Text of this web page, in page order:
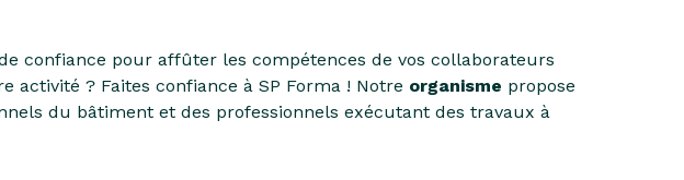
confiance pour affûter les compétences de vos collaborateurs
activité ? Faites confiance à SP Forma ! Notre organisme propose
du bâtiment et des professionnels exécutant des travaux à